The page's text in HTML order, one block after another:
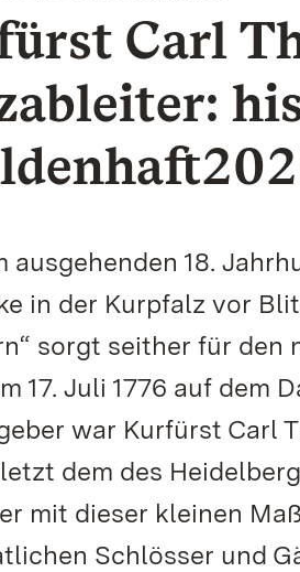
Carl
ausgehenden 18.
in der Kurpfalz vor
sorgt seither für den
17. Juli 1776 auf dem
war Kurfürst Carl
dem des
mit dieser kleinen
Schlösser und